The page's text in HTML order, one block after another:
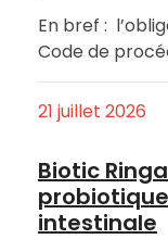
En bref :
Code de
21 juillet 2026
Biotic
intestinale